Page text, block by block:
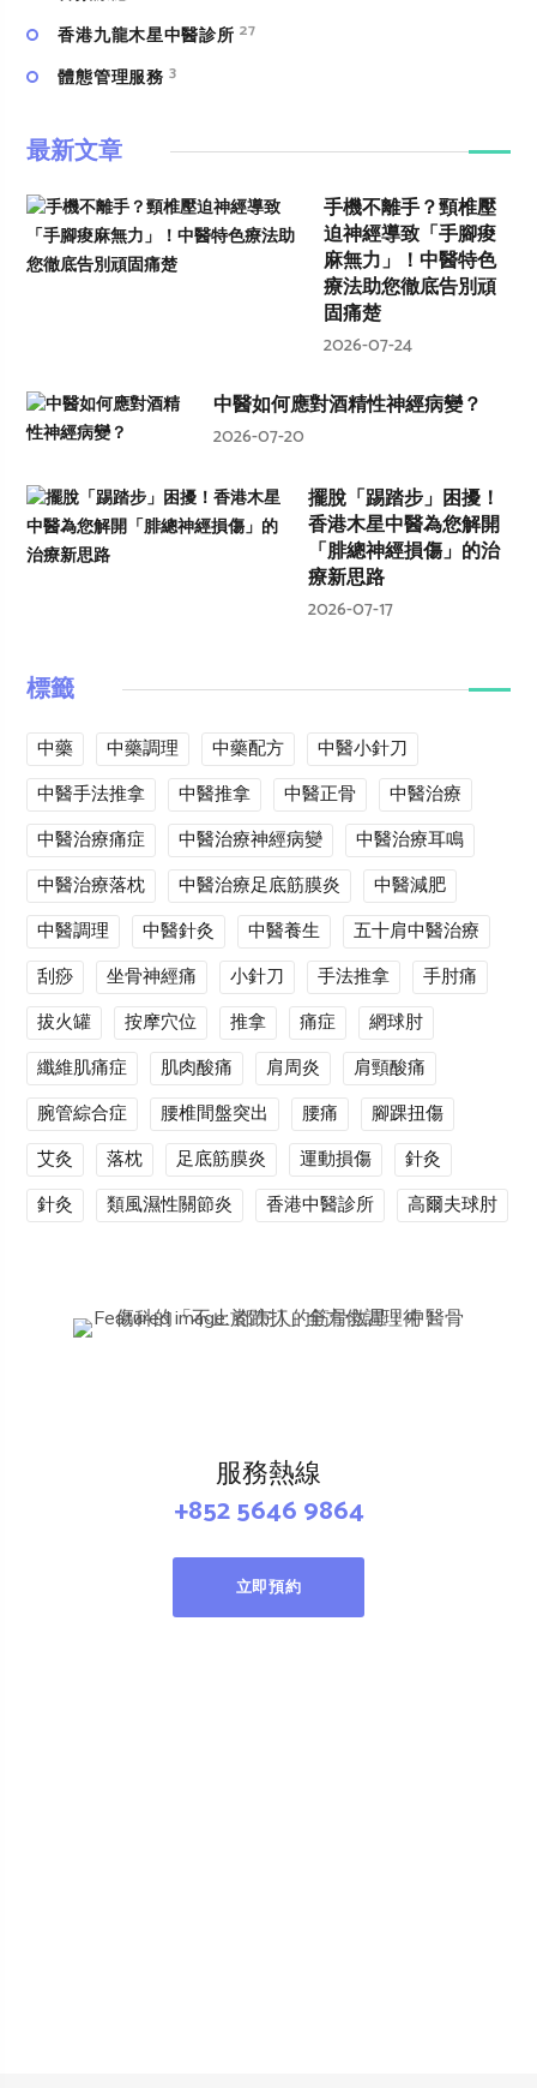
香港九龍木星中醫診所 27
體態管理服務 3
最新文章
手機不離手？頸椎壓
迫神經導致「手腳痠
麻無力」！中醫特色
療法助您徹底告別頑
固痛楚
2026-07-24
中醫如何應對酒精性神經病變？
2026-07-20
擺脫「踢踏步」困擾！
香港木星中醫為您解開
「腓總神經損傷」的治
療新思路
2026-07-17
標籤
中藥 中藥調理 中藥配方
中醫小針刀
中醫手法推拿
中醫推拿 中醫正骨
中醫治療
中醫治療痛症
中醫治療神經病變
中醫治療耳鳴
中醫治療落枕
中醫治療足底筋膜炎
中醫減肥
中醫調理
中醫針灸 中醫養生
五十肩中醫治療
刮痧
坐骨神經痛 小針刀 手法推拿
手肘痛
拔火罐
按摩穴位 推拿 痛症
網球肘
纖維肌痛症
肌肉酸痛 肩周炎
肩頸酸痛
腕管綜合症
腰椎間盤突出 腰痛
腳踝扭傷
艾灸
落枕 足底筋膜炎 運動損傷
針灸
針灸
類風濕性關節炎 香港中醫診所 高爾夫球肘
服務熱線
+852 5646 9864
立即預約